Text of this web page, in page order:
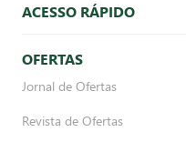
ACESSO RÁPIDO
OFERTAS
Jornal de Ofertas
Revista de Ofertas